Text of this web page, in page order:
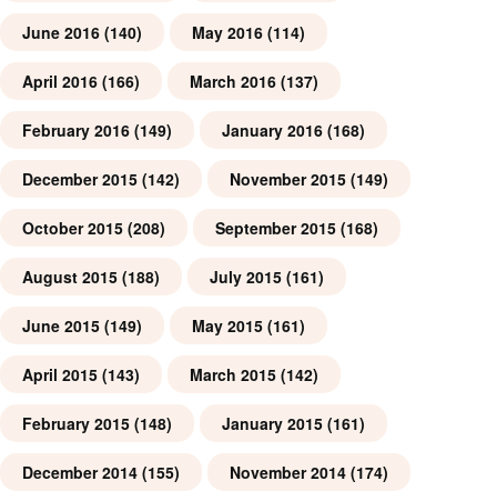
June 2016 (140) May 2016 (114)
April 2016 (166) March 2016 (137)
February 2016 (149) January 2016 (168)
December 2015 (142) November 2015 (149)
October 2015 (208) September 2015 (168)
August 2015 (188) July 2015 (161)
June 2015 (149) May 2015 (161)
April 2015 (143) March 2015 (142)
February 2015 (148) January 2015 (161)
December 2014 (155) November 2014 (174)